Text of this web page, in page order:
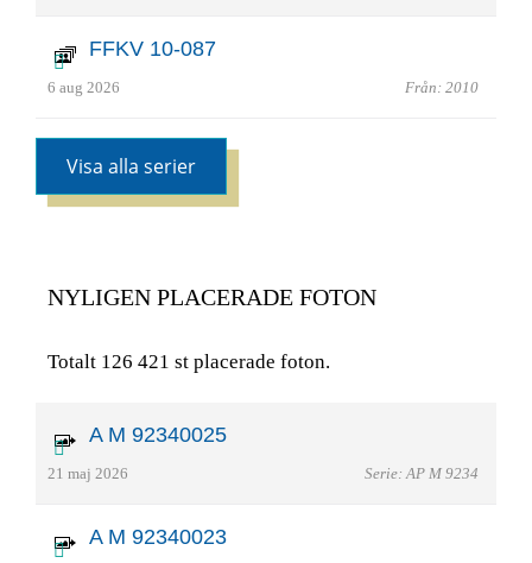
FFKV 10-087
6 aug 2026 Från: 2010
Visa alla serier
NYLIGEN PLACERADE FOTON
Totalt 126 421 st placerade foton.
A M 92340025
21 maj 2026 Serie: AP M 9234
A M 92340023